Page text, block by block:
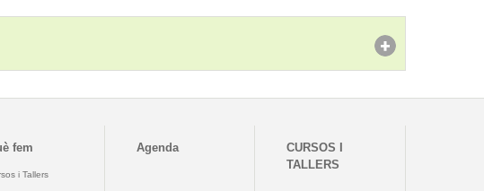
fem
i Tallers
Agenda
CURSOS I
TALLERS